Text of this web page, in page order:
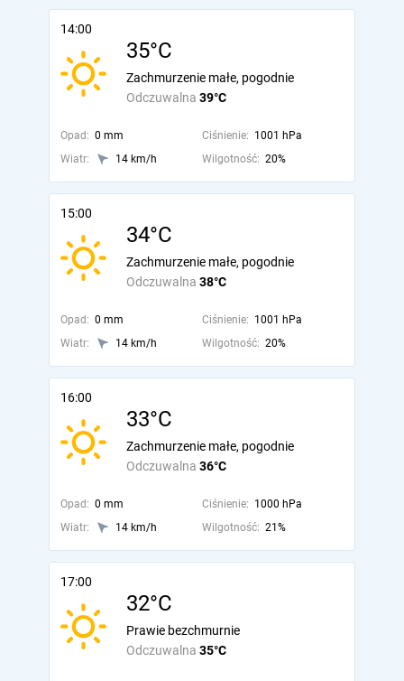
14:00
35°C
Odczuwalna 39°C
Zachmurzenie małe, pogodnie
Opad: 0 mm Ciśnienie: 1001 hPa
Wiatr:
14 km/h Wilgotność: 20%
15:00
34°C
Odczuwalna 38°C
Zachmurzenie małe, pogodnie
Opad: 0 mm Ciśnienie: 1001 hPa
Wiatr:
14 km/h Wilgotność: 20%
16:00
33°C
Odczuwalna 36°C
Zachmurzenie małe, pogodnie
Opad: 0 mm Ciśnienie: 1000 hPa
Wiatr:
14 km/h Wilgotność: 21%
17:00
32°C
Odczuwalna 35°C
Prawie bezchmurnie